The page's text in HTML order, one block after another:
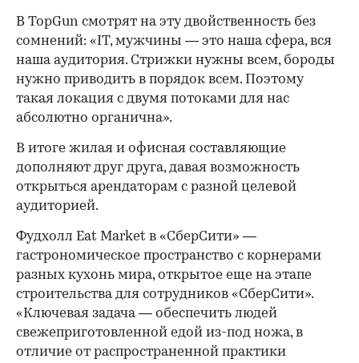
В TopGun смотрят на эту двойственность без
сомнений: «IT, мужчины — это наша сфера, вся
наша аудитория. Стрижки нужны всем, бороды
нужно приводить в порядок всем. Поэтому
такая локация с двумя потоками для нас
абсолютно органична».
В итоге жилая и офисная составляющие
дополняют друг друга, давая возможность
открыться арендаторам с разной целевой
аудиторией.
Фудхолл Eat Market в «СберСити» —
гастрономическое пространство с корнерами
разных кухонь мира, открытое еще на этапе
строительства для сотрудников «СберСити».
«Ключевая задача — обеспечить людей
свежеприготовленной едой из-под ножа, в
отличие от распространенной практики